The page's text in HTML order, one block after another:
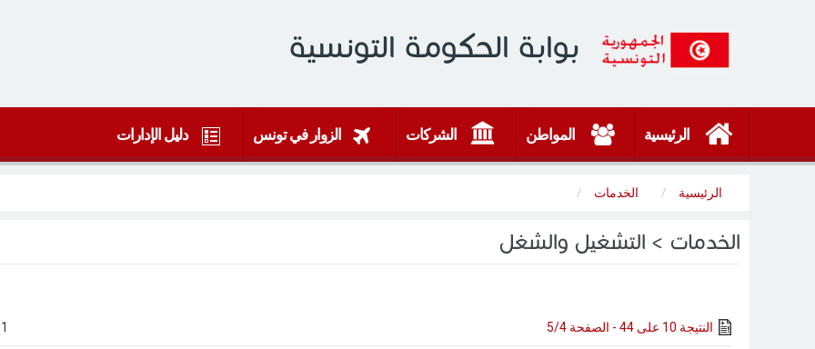
بوابة الحكومة التونسية
الرئيسية المواطن الشركات الزوار في تونس دليل الإدارات
الرئيسية الخدمات
الخدمات > التشغيل والشغل
النتيجة 10 على 44 - الصفحة 5/4 1